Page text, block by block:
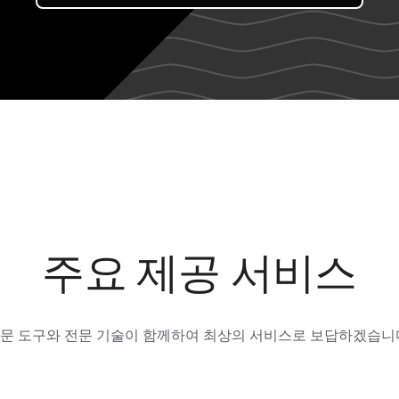
주요 제공 서비스
도구와 전문 기술이 함께하여 최상의 서비스로 보답하겠습니